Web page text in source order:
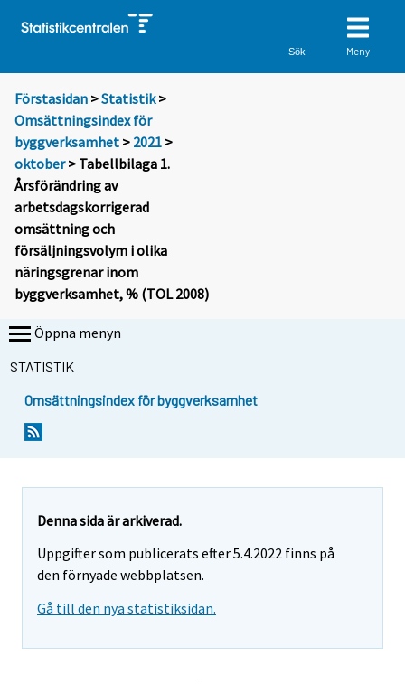
Sök Meny
Förstasidan >Statistik >
Omsättningsindex för
byggverksamhet > 2021 >
oktober> Tabellbilaga 1.
Årsförändring av
arbetsdagskorrigerad
omsättning och
försäljningsvolym i olika
näringsgrenar inom
byggverksamhet, % (TOL 2008)
Öppna menyn
STATISTIK
Omsättningsindex för byggverksamhet
Denna sida är arkiverad.
Uppgifter som publicerats efter 5.4.2022 finns på
den förnyade webbplatsen.
Gå till den nya statistiksidan.